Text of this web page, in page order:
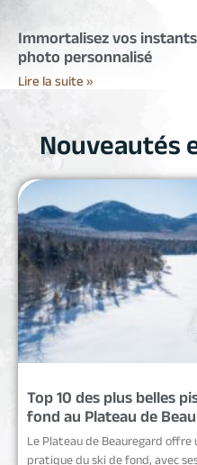
Immortalisez vos
photo personnalisé
Lire la suite »
Nouveautés
Top 10 des plus belles
fond au Plateau de
Le Plateau de Beauregard
pratique du ski de fond, avec